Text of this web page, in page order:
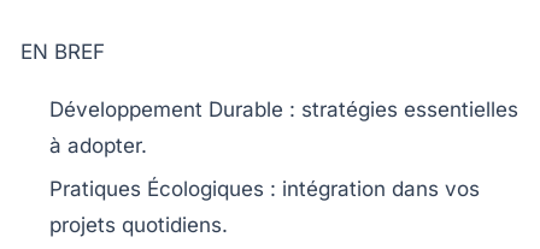
EN BREF
Développement Durable : stratégies essentielles
à adopter.
Pratiques Écologiques : intégration dans vos
projets quotidiens.